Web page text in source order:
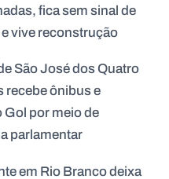
fica sem sinal de
vive reconstrução
São José dos Quatro
recebe ônibus e
Gol por meio de
parlamentar
em Rio Branco deixa